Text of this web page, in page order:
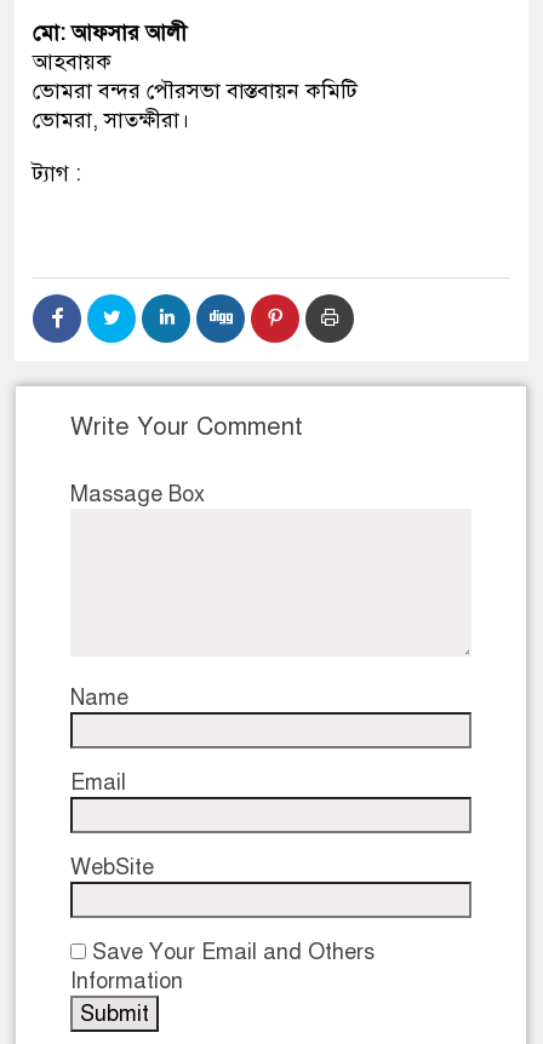
মো: আফসার আলী
আহবায়ক
ভোমরা বন্দর পৌরসভা বাস্তবায়ন কমিটি
ভোমরা, সাতক্ষীরা।
ট্যাগ :
Write Your Comment
Massage Box
Name
Email
WebSite
Save Your Email and Others
Information